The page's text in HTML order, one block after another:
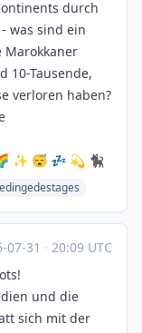
durch
was sind ein
Marokkaner
10-Tausende,
verloren haben?
✨ 😴 💤 💫 🐈‍⬛
07-31 · 20:09 UTC
und die
sich mit der